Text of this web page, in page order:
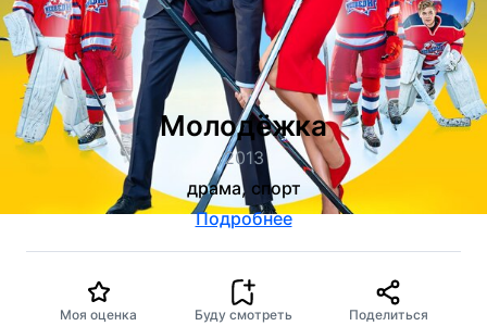
Молодёжка
2013
драма, спорт
Подробнее
Моя оценка Буду смотреть Поделиться